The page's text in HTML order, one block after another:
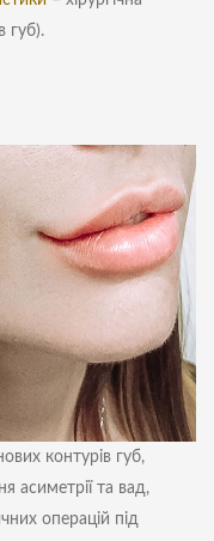
губ).
контурів губ,
асиметрії та вад,
операцій під